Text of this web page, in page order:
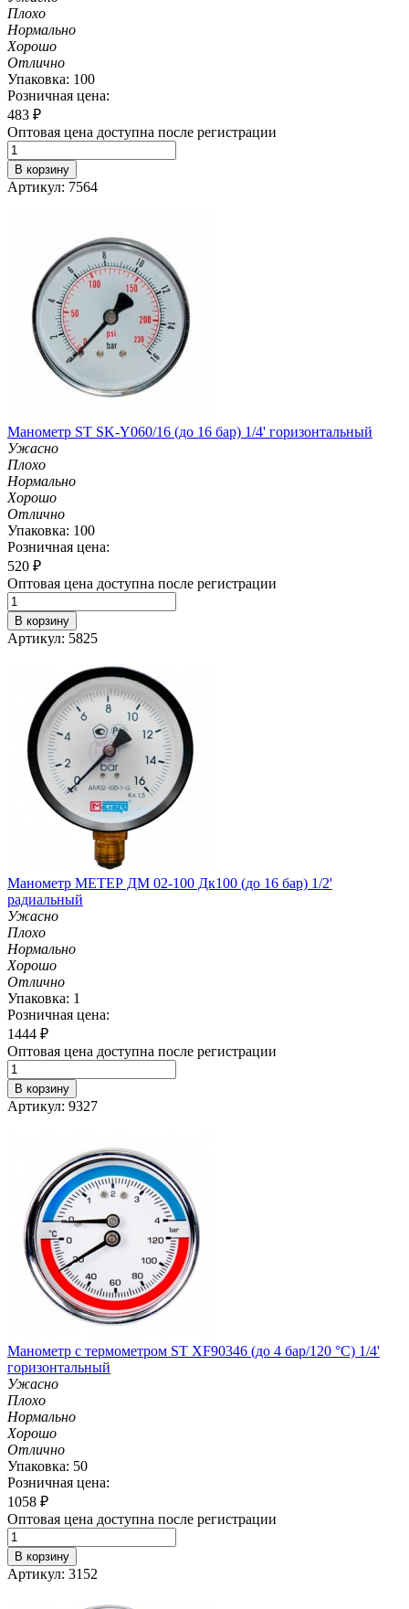
Плохо
Нормально
Хорошо
Отлично
Упаковка: 100
Розничная цена:
483 ₽
Оптовая цена доступна после регистрации
В корзину
Артикул: 7564
Манометр ST SK-Y060/16 (до 16 бар) 1/4' горизонтальный
Ужасно
Плохо
Нормально
Хорошо
Отлично
Упаковка: 100
Розничная цена:
520 ₽
Оптовая цена доступна после регистрации
В корзину
Артикул: 5825
Манометр МЕТЕР ДМ 02-100 Дк100 (до 16 бар) 1/2'
радиальный
Ужасно
Плохо
Нормально
Хорошо
Отлично
Упаковка: 1
Розничная цена:
1444 ₽
Оптовая цена доступна после регистрации
В корзину
Артикул: 9327
Манометр с термометром ST XF90346 (до 4 бар/120 °C) 1/4'
горизонтальный
Ужасно
Плохо
Нормально
Хорошо
Отлично
Упаковка: 50
Розничная цена:
1058 ₽
Оптовая цена доступна после регистрации
В корзину
Артикул: 3152